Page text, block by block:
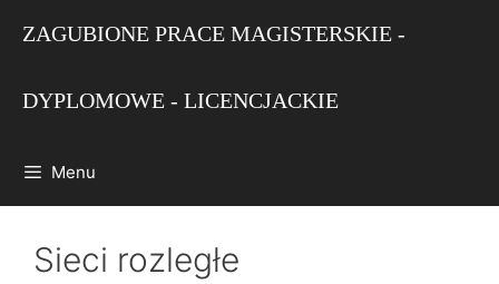
ZAGUBIONE PRACE MAGISTERSKIE -
DYPLOMOWE - LICENCJACKIE
Menu
Sieci rozległe